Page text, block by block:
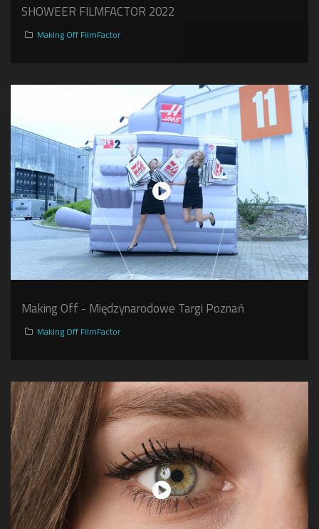
SHOWEER FILMFACTOR 2022
Making Off FilmFactor
Making Off - Międzynarodowe Targi Poznań
Making Off FilmFactor